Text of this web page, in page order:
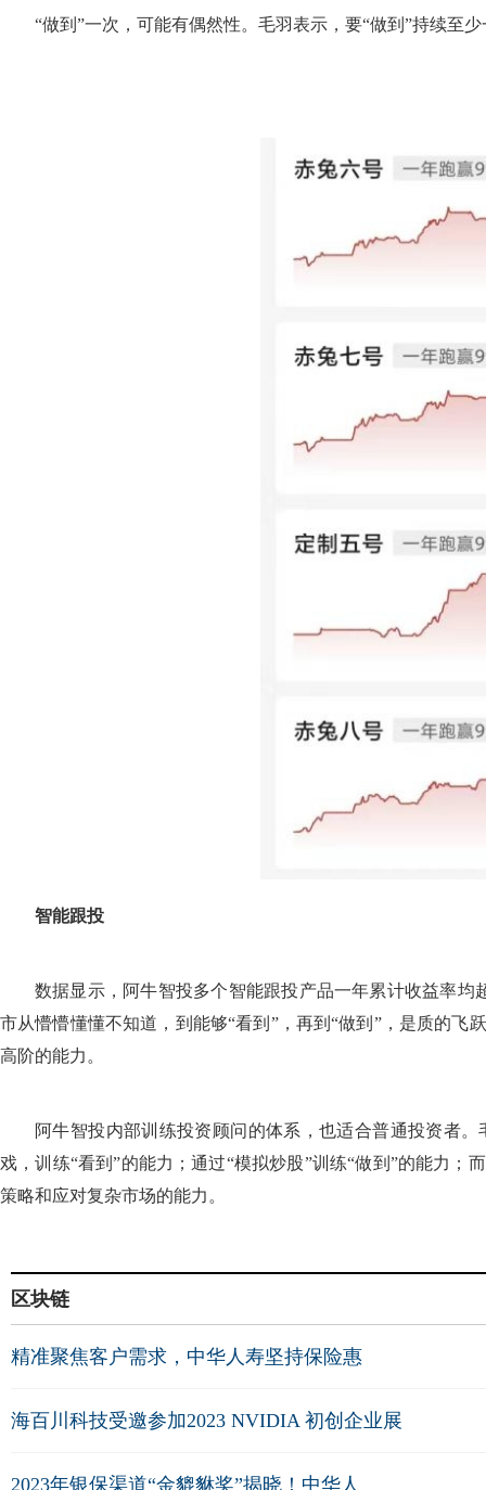
“做到”一次，可能有偶然性。毛羽表示，要“做到”持续至
智能跟投
数据显示，阿牛智投多个智能跟投产品一年累计收益率均
市从懵懵懂懂不知道，到能够“看到”，再到“做到”，是质的
高阶的能力。
阿牛智投内部训练投资顾问的体系，也适合普通投资者
戏，训练“看到”的能力；通过“模拟炒股”训练“做到”的能力
策略和应对复杂市场的能力。
区块链
精准聚焦客户需求，中华人寿坚持保险惠
海百川科技受邀参加2023 NVIDIA 初创企业展
2023年银保渠道“金貔貅奖”揭晓！中华人